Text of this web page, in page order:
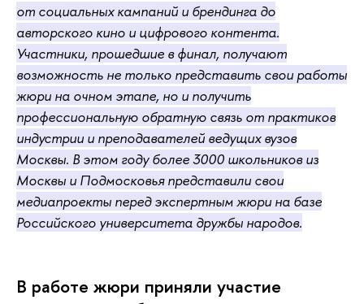
от социальных кампаний и брендинга до
авторского кино и цифрового контента.
Участники, прошедшие в финал, получают
возможность не только представить свои работы
жюри на очном этапе, но и получить
профессиональную обратную связь от практиков
индустрии и преподавателей ведущих вузов
Москвы. В этом году более 3000 школьников из
Москвы и Подмосковья представили свои
медиапроекты перед экспертным жюри на базе
Российского университета дружбы народов.
В работе жюри приняли участие